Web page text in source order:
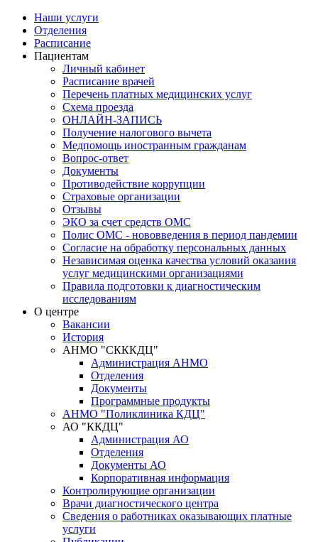
Наши услуги
Отделения
Расписание
Пациентам
Личный кабинет
Расписание врачей
Перечень платных медицинских услуг
Схема проезда
ОНЛАЙН-ЗАПИСЬ
Получение налогового вычета
Медпомощь иностранным гражданам
Вопрос-ответ
Документы
Противодействие коррупции
Страховые организации
Отзывы
ЭКО за счет средств ОМС
Полис ОМС - нововведения в период пандемии
Согласие на обработку персональных данных
Независимая оценка качества условий оказания
услуг медицинскими организациями
Правила подготовки к диагностическим
исследованиям
О центре
Вакансии
История
АНМО "СКККДЦ"
Администрация АНМО
Отделения
Документы
Программные продукты
АНМО "Поликлиника КДЦ"
АО "ККДЦ"
Администрация АО
Отделения
Документы АО
Корпоративная информация
Контролирующие организации
Врачи диагностического центра
Сведения о работниках оказывающих платные
услуги